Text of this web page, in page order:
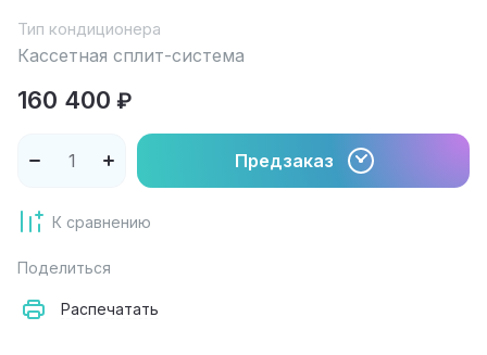
Тип кондиционера
Кассетная сплит-система
160 400 ₽
Предзаказ
К сравнению
Поделиться
Распечатать